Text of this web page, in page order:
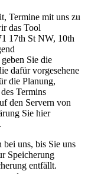
Termine mit uns zu
das Tool
17th St NW, 10th
Sie die
dafürvorgesehene
die Planung,
Termins
den Servern von
Sie hier
uns, bis Sie uns
Speicherung
entfällt.